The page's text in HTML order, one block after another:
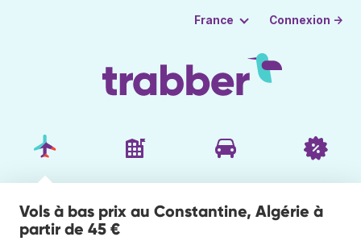
France Connexion →
Vols à bas prix au Constantine, Algérie à
partir de 45 €